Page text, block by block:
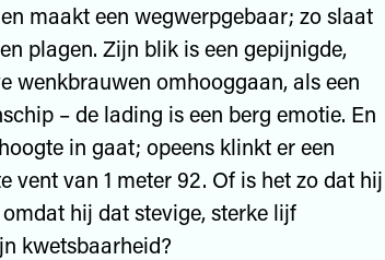
maakt een wegwerpgebaar; zo slaat
plagen. Zijn blik is een gepijnigde,
wenkbrauwen omhooggaan, als een
– de lading is een berg emotie. En
in gaat; opeens klinkt er een
vent van 1 meter 92. Of is het zo dat hij
hij dat stevige, sterke lijf
kwetsbaarheid?